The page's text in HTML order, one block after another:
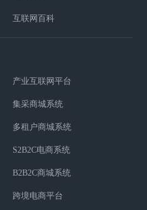
互联网百科
产业互联网平台
集采商城系统
多租户商城系统
S2B2C电商系统
B2B2C商城系统
跨境电商平台